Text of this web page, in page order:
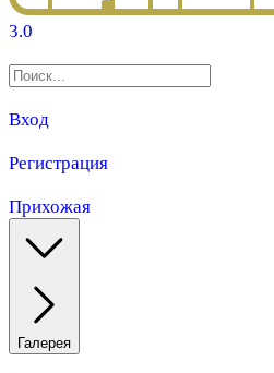
3.0
Вход
Регистрация
Прихожая
Галерея